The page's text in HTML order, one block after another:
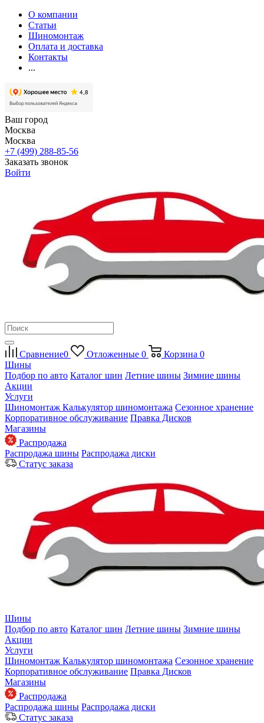
О компании
Статьи
Шиномонтаж
Оплата и доставка
Контакты
...
Ваш город
Москва
Москва
+7 (499) 288-85-56
Заказать звонок
Войти
Сравнение0 Отложенные 0 Корзина 0
Шины
Подбор по авто Каталог шин Летние шины Зимние шины
Акции
Услуги
Шиномонтаж Калькулятор шиномонтажа Сезонное хранение
Корпоративное обслуживание Правка Дисков
Магазины
Распродажа
Распродажа шины Распродажа диски
Статус заказа
Шины
Подбор по авто Каталог шин Летние шины Зимние шины
Акции
Услуги
Шиномонтаж Калькулятор шиномонтажа Сезонное хранение
Корпоративное обслуживание Правка Дисков
Магазины
Распродажа
Распродажа шины Распродажа диски
Статус заказа